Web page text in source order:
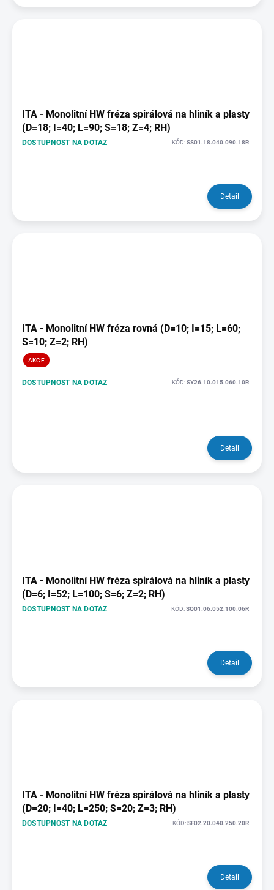
ITA - Monolitní HW fréza spirálová na hliník a plasty
(D=18; I=40; L=90; S=18; Z=4; RH)
DOSTUPNOST NA DOTAZ KÓD:SS01.18.040.090.18R
Detail
ITA - Monolitní HW fréza rovná (D=10; I=15; L=60;
S=10; Z=2; RH)
AKCE
DOSTUPNOST NA DOTAZ KÓD:SY26.10.015.060.10R
Detail
ITA - Monolitní HW fréza spirálová na hliník a plasty
(D=6; I=52; L=100; S=6; Z=2; RH)
DOSTUPNOST NA DOTAZ KÓD:SQ01.06.052.100.06R
Detail
ITA - Monolitní HW fréza spirálová na hliník a plasty
(D=20; I=40; L=250; S=20; Z=3; RH)
DOSTUPNOST NA DOTAZ KÓD:SF02.20.040.250.20R
Detail